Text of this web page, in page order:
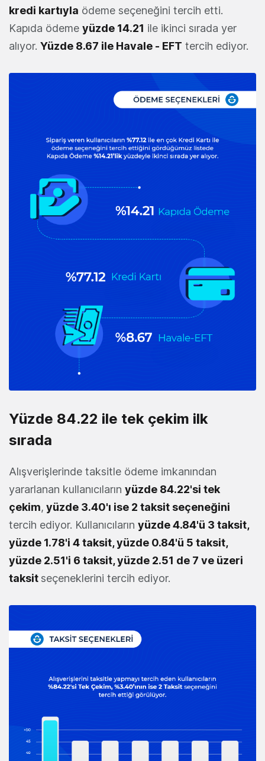
kredi kartıyla ödeme seçeneğini tercih etti.
Kapıda ödeme yüzde 14.21 ile ikinci sırada yer
alıyor. Yüzde 8.67 ile Havale - EFT tercih ediyor.
Yüzde 84.22 ile tek çekim ilk
sırada
Alışverişlerinde taksitle ödeme imkanından
yararlanan kullanıcıların yüzde 84.22'si tek
çekim, yüzde 3.40'ı ise 2 taksit seçeneğini
tercih ediyor. Kullanıcıların yüzde 4.84'ü 3 taksit,
yüzde 1.78'i 4 taksit, yüzde 0.84'ü 5 taksit,
yüzde 2.51'i 6 taksit, yüzde 2.51 de 7 ve üzeri
taksit seçeneklerini tercih ediyor.